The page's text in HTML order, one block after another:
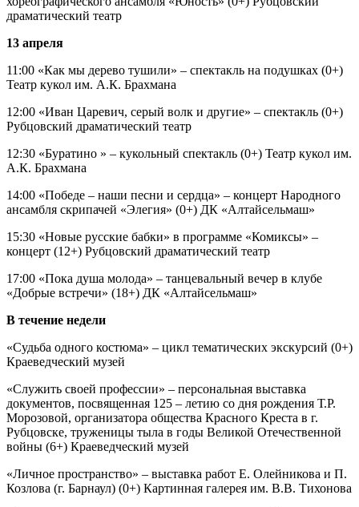
драматический театр
13 апреля
11:00 «Как мы дерево тушили» – спектакль на подушках (0+)
Театр кукол им. А.К. Брахмана
12:00 «Иван Царевич, серый волк и другие» – спектакль (0+)
Рубцовский драматический театр
12:30 «Буратино » – кукольный спектакль (0+) Театр кукол им.
А.К. Брахмана
14:00 «Победе – наши песни и сердца» – концерт Народного
ансамбля скрипачей «Элегия» (0+) ДК «Алтайсельмаш»
15:30 «Новые русские бабки» в программе «Комиксы» –
концерт (12+) Рубцовский драматический театр
17:00 «Пока душа молода» – танцевальный вечер в клубе
«Добрые встречи» (18+) ДК «Алтайсельмаш»
В течение недели
«Судьба одного костюма» – цикл тематических экскурсий (0+)
Краеведческий музей
«Служить своей профессии» – персональная выставка
документов, посвященная 125 – летию со дня рождения Т.Р.
Морозовой, организатора общества Красного Креста в г.
Рубцовске, труженицы тыла в годы Великой Отечественной
войны (6+) Краеведческий музей
«Личное пространство» – выставка работ Е. Олейникова и П.
Козлова (г. Барнаул) (0+) Картинная галерея им. В.В. Тихонова